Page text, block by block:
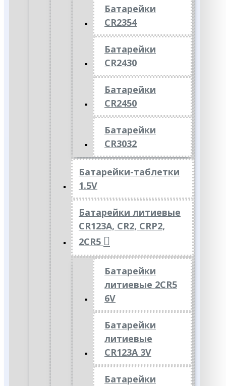
Батарейки
CR2354
Батарейки
CR2430
Батарейки
CR2450
Батарейки
CR3032
Батарейки-таблетки
1.5V
Батарейки литиевые
CR123A, CR2, CRP2,
2CR5
Батарейки
литиевые 2CR5
6V
Батарейки
литиевые
CR123A 3V
Батарейки